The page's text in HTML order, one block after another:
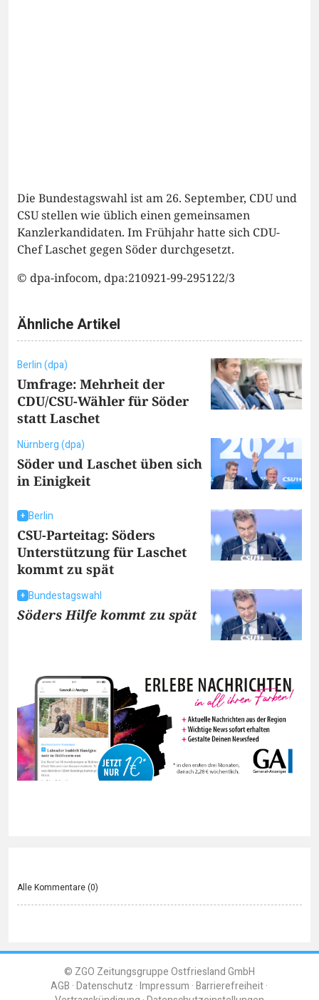
Die Bundestagswahl ist am 26. September, CDU und
CSU stellen wie üblich einen gemeinsamen
Kanzlerkandidaten. Im Frühjahr hatte sich CDU-
Chef Laschet gegen Söder durchgesetzt.
© dpa-infocom, dpa:210921-99-295122/3
Ähnliche Artikel
Berlin (dpa)
Umfrage: Mehrheit der
CDU/CSU-Wähler für Söder
statt Laschet
Nürnberg (dpa)
Söder und Laschet üben sich
in Einigkeit
Berlin
CSU-Parteitag: Söders
Unterstützung für Laschet
kommt zu spät
Bundestagswahl
Söders Hilfe kommt zu spät
Alle Kommentare (0)
© ZGO Zeitungsgruppe Ostfriesland GmbH
AGB Datenschutz Impressum Barrierefreiheit